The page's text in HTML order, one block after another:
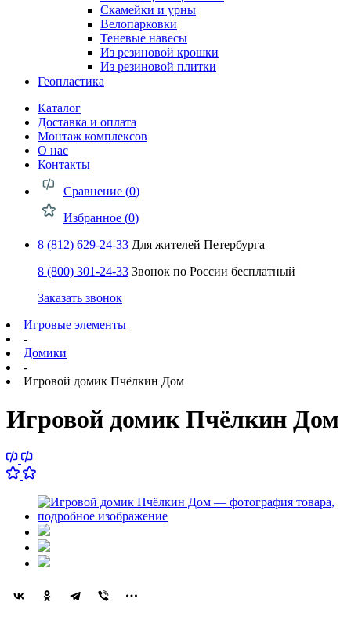
Скамейки и урны
Велопарковки
Теневые навесы
Из резиновой крошки
Из резиновой плитки
Геопластика
Каталог
Доставка и оплата
Монтаж комплексов
О нас
Контакты
Сравнение (0)
Избранное (0)
8 (812) 629-24-33 Для жителей Петербурга
8 (800) 301-24-33 Звонок по России бесплатный
Заказать звонок
Игровые элементы
-
Домики
-
Игровой домик Пчёлкин Дом
Игровой домик Пчёлкин Дом